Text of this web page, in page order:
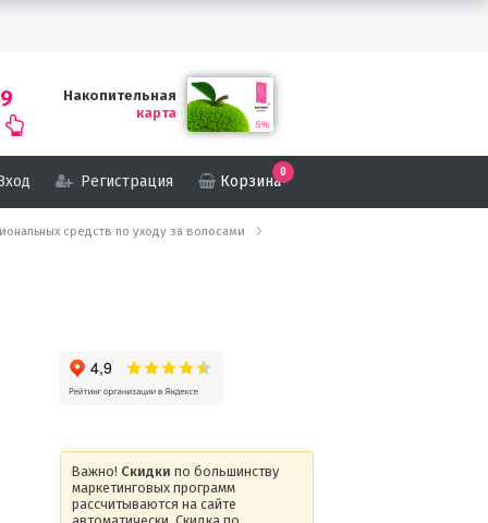
Накопительная
карта
Регистрация Корзина
0
средств по уходу за волосами
Важно! Скидки по большинству
маркетинговых программ
рассчитываются на сайте